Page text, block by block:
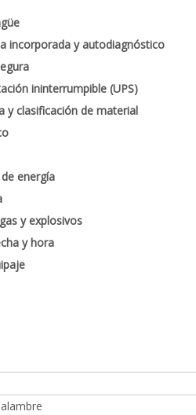
incorporada y autodiagnóstico
ininterrumpible (UPS)
y clasificación de material
energía
y explosivos
y hora